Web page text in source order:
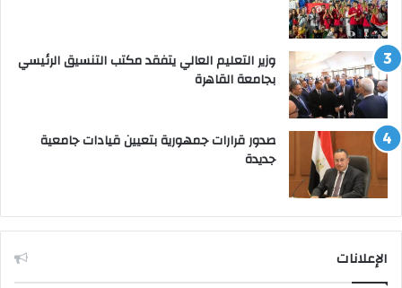
وزير التعليم العالي يتفقد مكتب التنسيق الرئيسي
بجامعة القاهرة
صدور قرارات جمهورية بتعيين قيادات جامعية
جديدة
الإعلانات